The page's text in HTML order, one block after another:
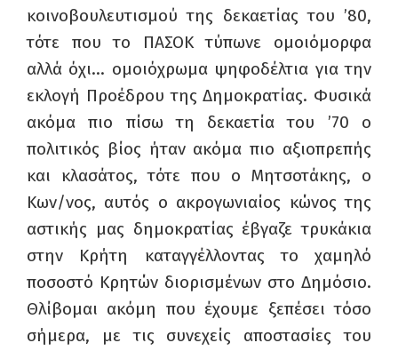
κοινοβουλευτισμού της δεκαετίας του ’80,
τότε που το ΠΑΣΟΚ τύπωνε ομοιόμορφα
αλλά όχι… ομοιόχρωμα ψηφοδέλτια για την
εκλογή Προέδρου της Δημοκρατίας. Φυσικά
ακόμα πιο πίσω τη δεκαετία του ’70 ο
πολιτικός βίος ήταν ακόμα πιο αξιοπρεπής
και κλασάτος, τότε που ο Μητσοτάκης, ο
Κων/νος, αυτός ο ακρογωνιαίος κώνος της
αστικής μας δημοκρατίας έβγαζε τρυκάκια
στην Κρήτη καταγγέλλοντας το χαμηλό
ποσοστό Κρητών διορισμένων στο Δημόσιο.
Θλίβομαι ακόμη που έχουμε ξεπέσει τόσο
σήμερα, με τις συνεχείς αποστασίες του